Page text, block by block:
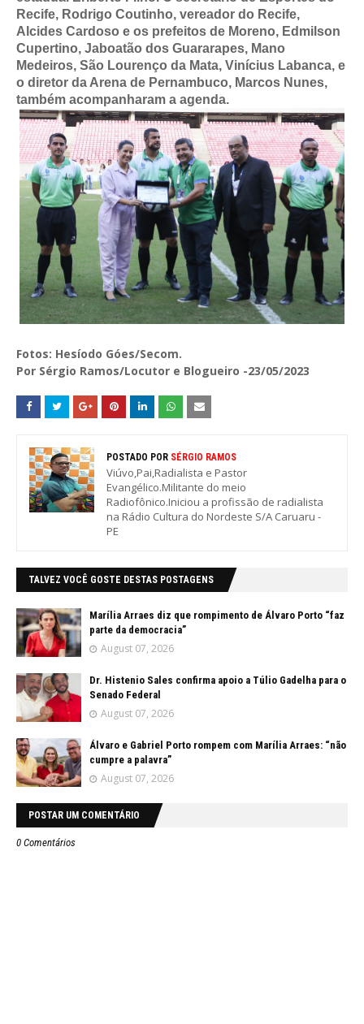
Recife, Rodrigo Coutinho, vereador do Recife,
Alcides Cardoso e os prefeitos de Moreno, Edmilson
Cupertino, Jaboatão dos Guararapes, Mano
Medeiros, São Lourenço da Mata, Vinícius Labanca, e
o diretor da Arena de Pernambuco, Marcos Nunes,
também acompanharam a agenda.
Fotos: Hesíodo Góes/Secom.
Por Sérgio Ramos/Locutor e Blogueiro -23/05/2023
POSTADO POR SÉRGIO RAMOS
Viúvo,Pai,Radialista e Pastor
Evangélico.Militante do meio
Radiofônico.Iniciou a profissão de radialista
na Rádio Cultura do Nordeste S/A Caruaru -
PE
TALVEZ VOCÊ GOSTE DESTAS POSTAGENS
Marília Arraes diz que rompimento de Álvaro Porto “faz
parte da democracia”
August 07, 2026
Dr. Histenio Sales confirma apoio a Túlio Gadelha para o
Senado Federal
August 07, 2026
Álvaro e Gabriel Porto rompem com Marília Arraes: “não
cumpre a palavra”
August 07, 2026
POSTAR UM COMENTÁRIO
0 Comentários